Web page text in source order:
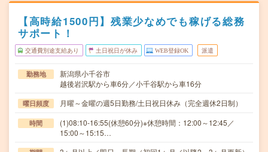
【高時給1500円】残業少なめでも稼げる総務
サポート！
交通費別途支給あり 土日祝日が休み WEB登録OK 派遣
勤務地
新潟県小千谷市
越後岩沢駅から車6分／小千谷駅から車16分
曜日頻度 月曜～金曜の週5日勤務/土日祝日休み（完全週休2日制）
時間
(1)08:10-16:55(休憩60分)※休憩時間：12:00～12:45／
15:00～15:15…